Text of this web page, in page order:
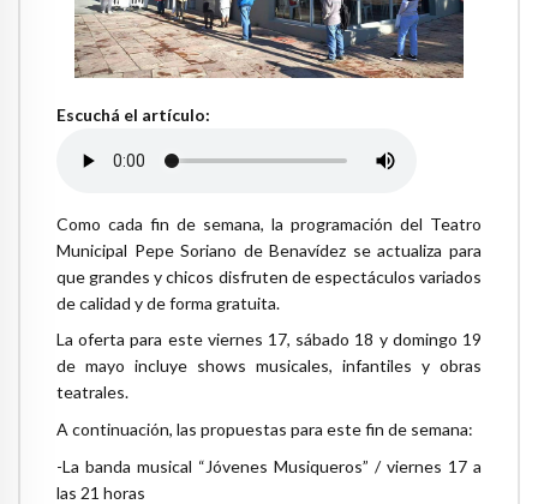
Escuchá el artículo:
Como cada fin de semana, la programación del Teatro
Municipal Pepe Soriano de Benavídez se actualiza para
que grandes y chicos disfruten de espectáculos variados
de calidad y de forma gratuita.
La oferta para este viernes 17, sábado 18 y domingo 19
de mayo incluye shows musicales, infantiles y obras
teatrales.
A continuación, las propuestas para este fin de semana:
-La banda musical “Jóvenes Musiqueros” / viernes 17 a
las 21 horas